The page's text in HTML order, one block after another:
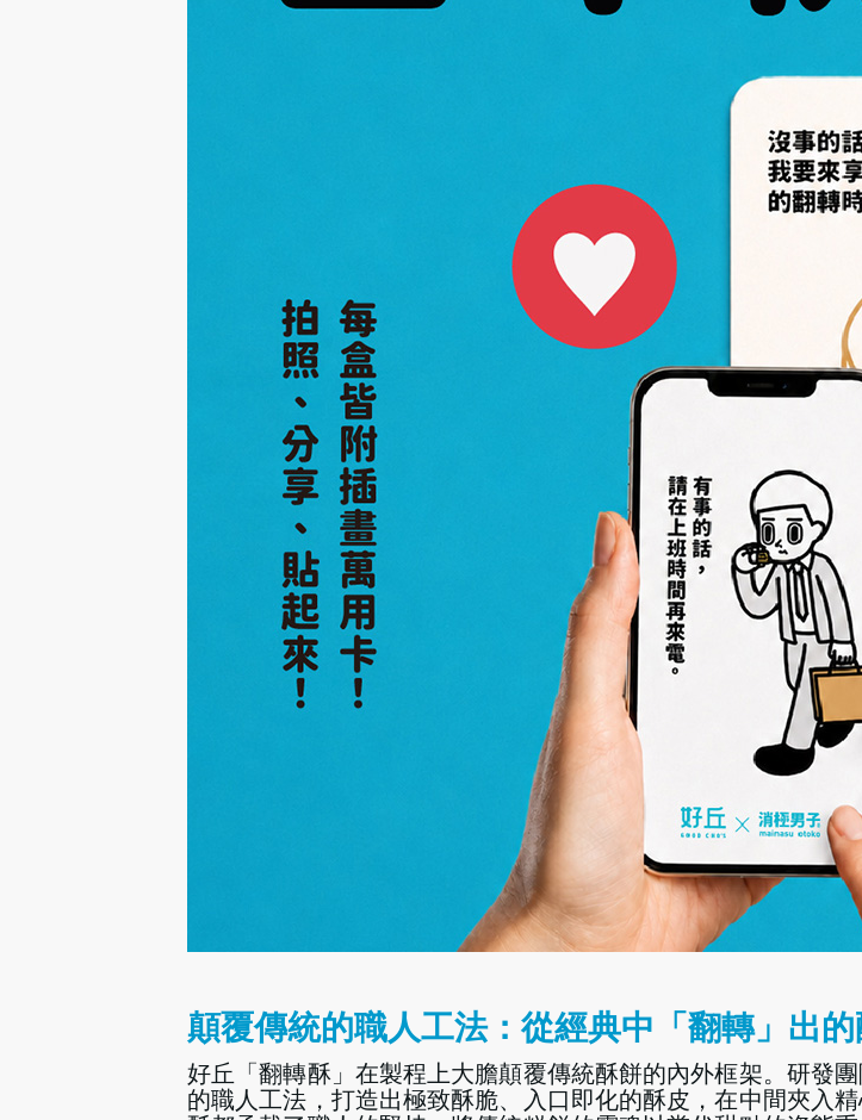
顛覆傳統的職人工法：從經典中「翻轉」出
好丘「翻轉酥」在製程上大膽顛覆傳統酥餅的內外框架。研發
的職人工法，打造出極致酥脆、入口即化的酥皮，在中間夾入